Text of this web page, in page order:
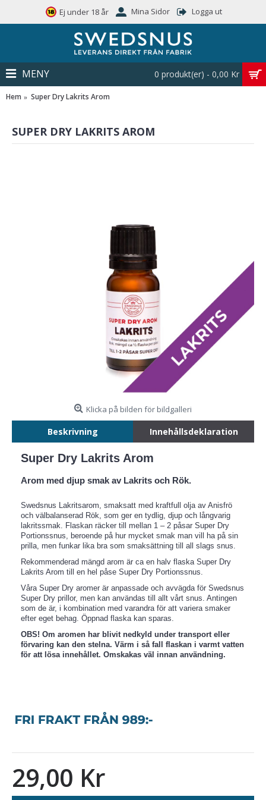
Ej under 18 år Mina Sidor Logga ut
0 produkt(er) - 0,00 Kr
MENY
Hem Super Dry Lakrits Arom
SUPER DRY LAKRITS AROM
Klicka på bilden för bildgalleri
Beskrivning Innehållsdeklaration
Super Dry Lakrits Arom
Arom med djup smak av Lakrits och Rök.
Swedsnus Lakritsarom, smaksatt med kraftfull olja av Anisfrö
och välbalanserad Rök, som ger en tydlig, djup och långvarig
lakritssmak. Flaskan räcker till mellan 1 – 2 påsar Super Dry
Portionssnus, beroende på hur mycket smak man vill ha på sin
prilla, men funkar lika bra som smaksättning till all slags snus.
Rekommenderad mängd arom är ca en halv flaska Super Dry
Lakrits Arom till en hel påse Super Dry Portionssnus.
Våra Super Dry aromer är anpassade och avvägda för Swedsnus
Super Dry prillor, men kan användas till allt vårt snus. Antingen
som de är, i kombination med varandra för att variera smaker
efter eget behag. Öppnad flaska kan sparas.
OBS! Om aromen har blivit nedkyld under transport eller
förvaring kan den stelna. Värm i så fall flaskan i varmt vatten
för att lösa innehållet. Omskakas väl innan användning.
29,00 Kr